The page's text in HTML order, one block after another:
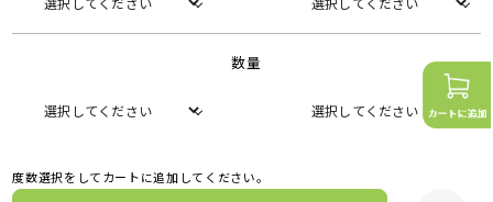
数量
度数選択をしてカートに追加してください。